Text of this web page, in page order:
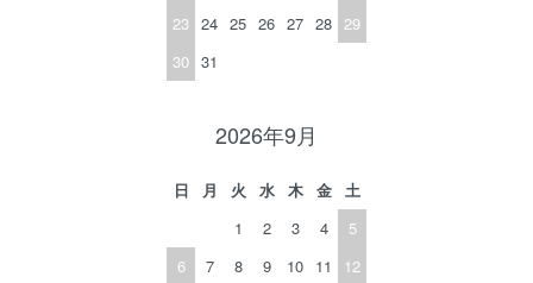
23 24 25 26 27 28 29
30 31
2026年9月
日 月 火 水 木 金
土
1
2 3 4
5
6
7 8 9 10 11
12